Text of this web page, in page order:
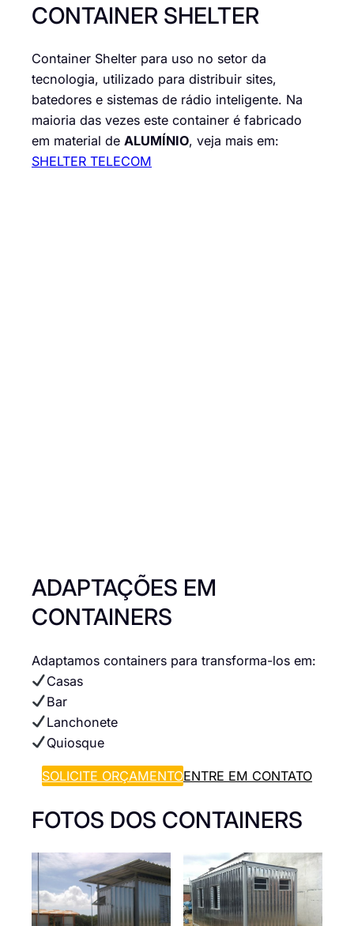
CONTAINER SHELTER
Container Shelter para uso no setor da
tecnologia, utilizado para distribuir sites,
batedores e sistemas de rádio inteligente. Na
maioria das vezes este container é fabricado
em material de ALUMÍNIO, veja mais em:
SHELTER TELECOM
ADAPTAÇÕES EM
CONTAINERS
Adaptamos containers para transforma-los em:
Casas
Bar
Lanchonete
Quiosque
SOLICITE ORÇAMENTOENTRE EM CONTATO
FOTOS DOS CONTAINERS